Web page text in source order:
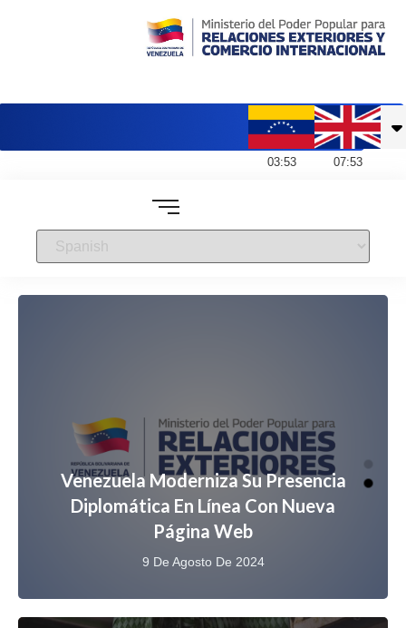
03:53 07:53
Venezuela Moderniza Su Presencia
Diplomática En Línea Con Nueva
Página Web
9 De Agosto De 2024